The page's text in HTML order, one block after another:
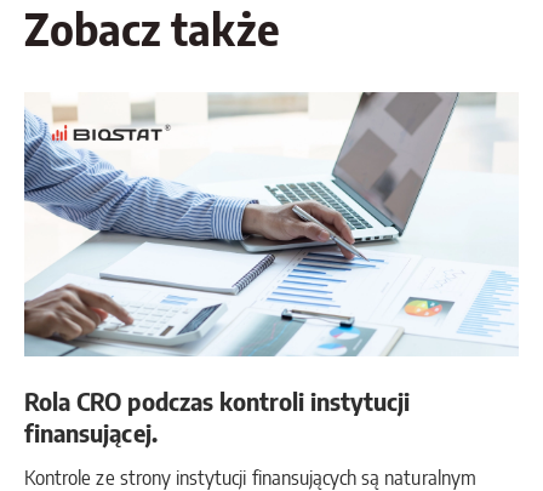
Zobacz także
Rola CRO podczas kontroli instytucji
finansującej.
Kontrole ze strony instytucji finansujących są naturalnym